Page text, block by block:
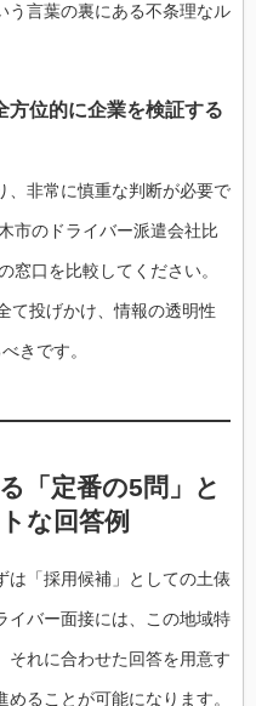
う言葉の裏にある不条理なル
位的に企業を検証する
、非常に慎重な判断が必要で
市のドライバー派遣会社比
窓口を比較してください。
て投げかけ、情報の透明性
きです。
「定番の5問」と
な回答例
は「採用候補」としての土俵
イバー面接には、この地域特
それに合わせた回答を用意す
ることが可能になります。